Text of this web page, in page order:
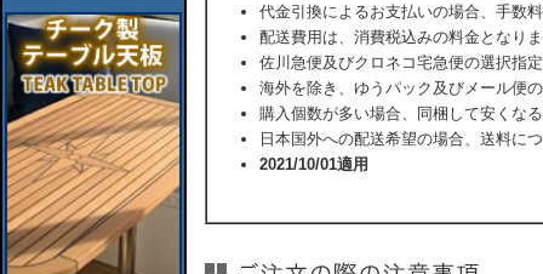
代金引換によるお支払いの場合、手数
配送費用は、消費税込みの料金となり
佐川急便及びクロネコ宅急便の選択指
海外を除き、ゆうパック及びメール便
購入個数が多い場合、同梱して安くな
日本国外への配送希望の場合、送料に
2021/10/01適用